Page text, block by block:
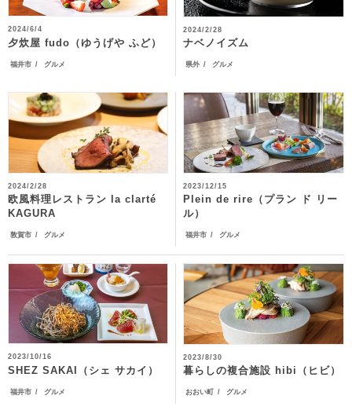
2024/6/4
夕炊屋 fudo（ゆうげや ふど）
福井市 グルメ
2024/2/28
ナベノイズム
県外 グルメ
2024/2/28
欧風料理レストラン la clarté
KAGURA
敦賀市 グルメ
2023/12/15
Plein de rire（プラン ド リー
ル）
福井市 グルメ
2023/10/16
SHEZ SAKAI（シェ サカイ）
福井市 グルメ
2023/8/30
暮らしの複合施設 hibi（ヒビ）
おおい町 グルメ